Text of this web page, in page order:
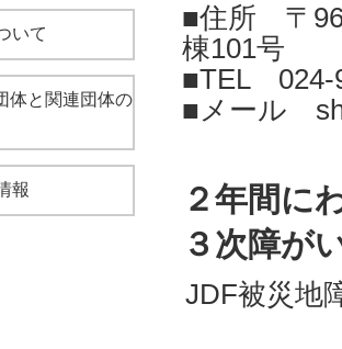
■住所 〒
棟101号
■TEL 024-
■メール
２年間に
３次障が
JDF被災地
いて
体と関連団体の
報